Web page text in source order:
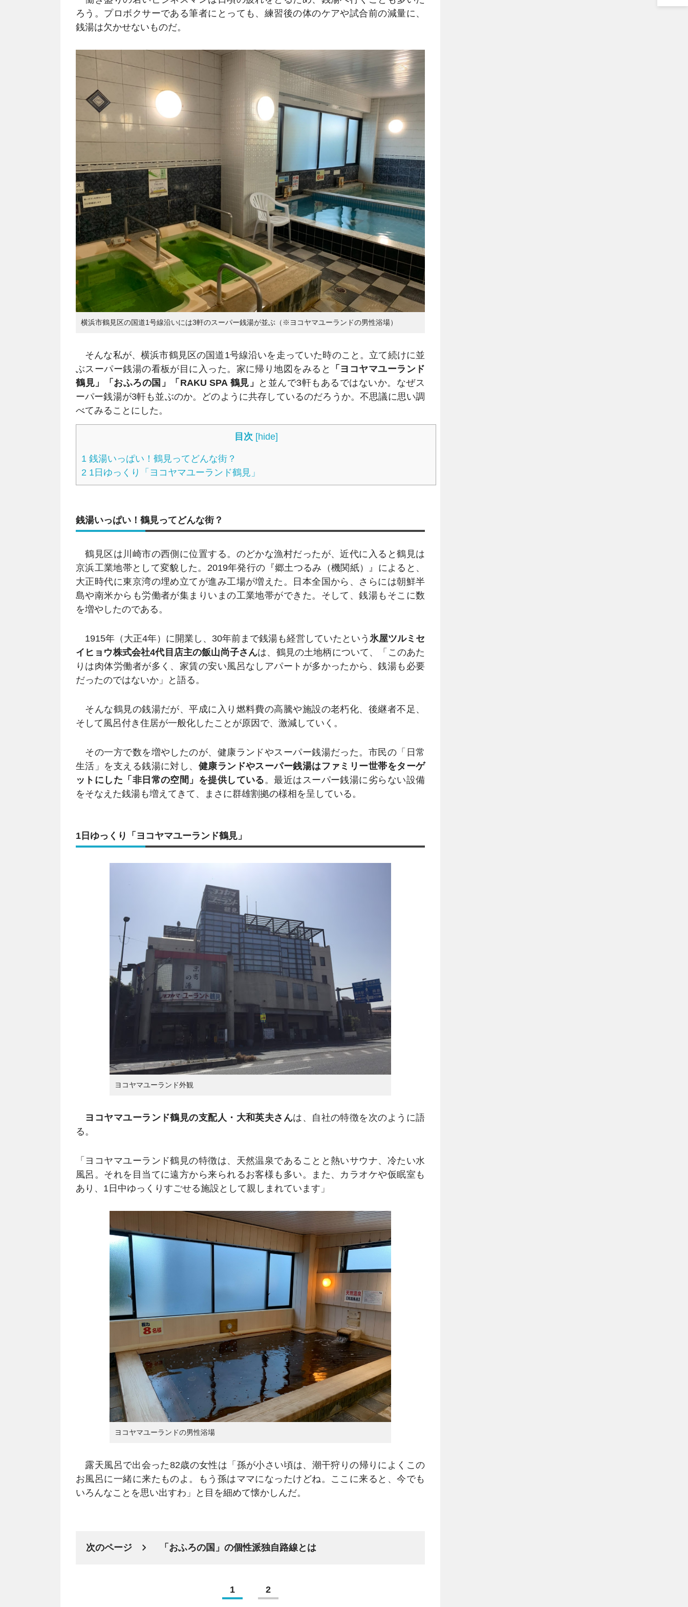
ろう。プロボクサーである筆者にとっても、練習後の体のケアや試合前の減量に、
銭湯は欠かせないものだ。
横浜市鶴見区の国道1号線沿いには3軒のスーパー銭湯が並ぶ（※ヨコヤマユーランドの男性浴場）
そんな私が、横浜市鶴見区の国道1号線沿いを走っていた時のこと。立て続けに並
ぶスーパー銭湯の看板が目に入った。家に帰り地図をみると
「ヨコヤマユーランド
鶴見」「おふろの国」「RAKU SPA 鶴見」
と並んで3軒もあるではないか。なぜス
ーパー銭湯が3軒も並ぶのか。どのように共存しているのだろうか。不思議に思い調
べてみることにした。
目次 [hide]
1 銭湯いっぱい！鶴見ってどんな街？
2 1日ゆっくり「ヨコヤマユーランド鶴見」
銭湯いっぱい！鶴見ってどんな街？
鶴見区は川崎市の西側に位置する。のどかな漁村だったが、近代に入ると鶴見は
京浜工業地帯として変貌した。2019年発行の『郷土つるみ（機関紙）』によると、
大正時代に東京湾の埋め立てが進み工場が増えた。日本全国から、さらには朝鮮半
島や南米からも労働者が集まりいまの工業地帯ができた。そして、銭湯もそこに数
を増やしたのである。
1915年（大正4年）に開業し、30年前まで銭湯も経営していたという 氷屋ツルミセ
イヒョウ株式会社4代目店主の飯山尚子さんは、鶴見の土地柄について、「このあた
りは肉体労働者が多く、家賃の安い風呂なしアパートが多かったから、銭湯も必要
だったのではないか」と語る。
そんな鶴見の銭湯だが、平成に入り燃料費の高騰や施設の老朽化、後継者不足、
そして風呂付き住居が一般化したことが原因で、激減していく。
その一方で数を増やしたのが、健康ランドやスーパー銭湯だった。市民の「日常
生活」を支える銭湯に対し、 健康ランドやスーパー銭湯はファミリー世帯をターゲ
ットにした「非日常の空間」を提供している。最近はスーパー銭湯に劣らない設備
をそなえた銭湯も増えてきて、まさに群雄割拠の様相を呈している。
1日ゆっくり「ヨコヤマユーランド鶴見」
ヨコヤマユーランド外観
ヨコヤマユーランド鶴見の支配人・大和英夫さんは、自社の特徴を次のように語
る。
「ヨコヤマユーランド鶴見の特徴は、天然温泉であることと熱いサウナ、冷たい水
風呂。それを目当てに遠方から来られるお客様も多い。また、カラオケや仮眠室も
あり、1日中ゆっくりすごせる施設として親しまれています」
ヨコヤマユーランドの男性浴場
露天風呂で出会った82歳の女性は「孫が小さい頃は、潮干狩りの帰りによくこの
お風呂に一緒に来たものよ。もう孫はママになったけどね。ここに来ると、今でも
いろんなことを思い出すわ」と目を細めて懐かしんだ。
次のページ 「おふろの国」の個性派独自路線とは
1 2